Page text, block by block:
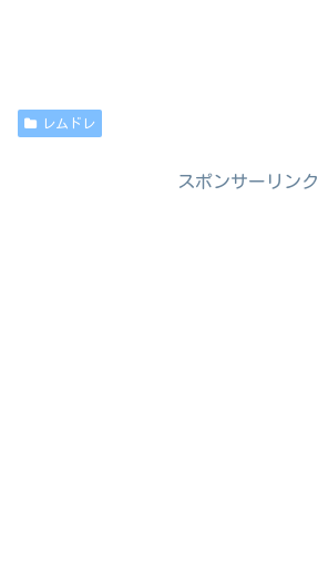
レムドレ
スポンサーリンク